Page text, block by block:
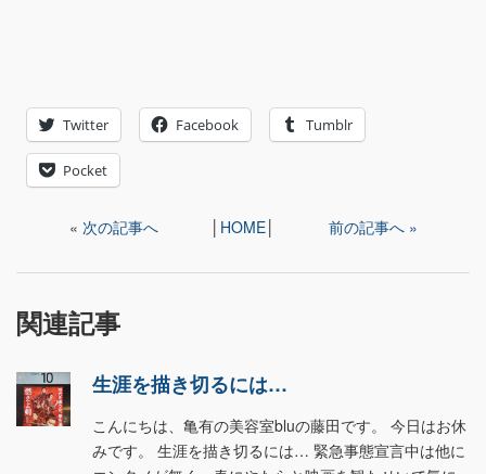
Twitter Facebook Tumblr
Pocket
« 次の記事へ │ HOME│ 前の記事へ »
関連記事
生涯を描き切るには…
こんにちは、亀有の美容室bluの藤田です。 今日はお休
みです。 生涯を描き切るには… 緊急事態宣言中は他に